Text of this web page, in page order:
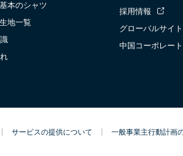
本のシャツ
地一覧
採用情報
グローバルサイト
中国コーポレー
サービスの提供について 一般事業主行動計画